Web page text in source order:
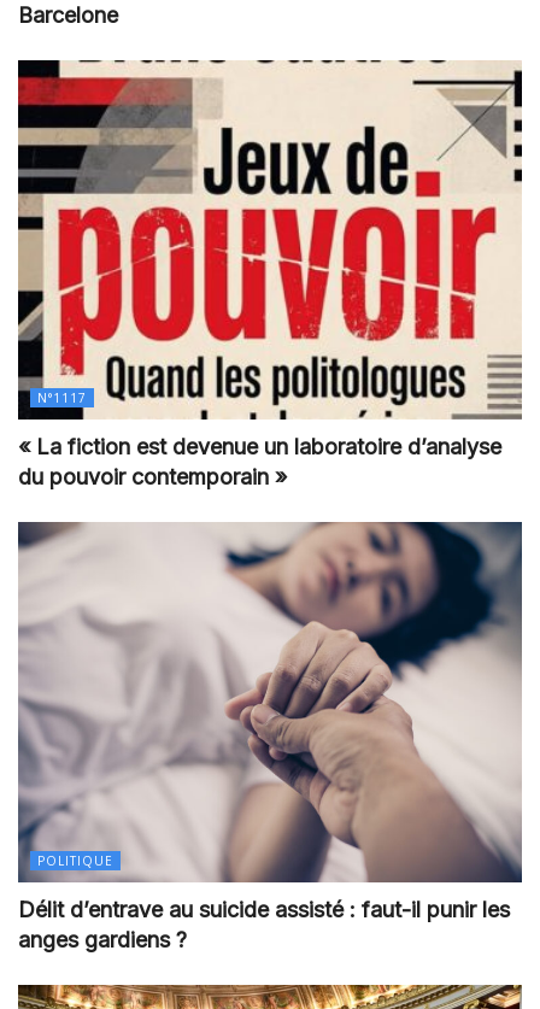
Barcelone
N°1117
« La fiction est devenue un laboratoire d’analyse
du pouvoir contemporain »
POLITIQUE
Délit d’entrave au suicide assisté : faut-il punir les
anges gardiens ?